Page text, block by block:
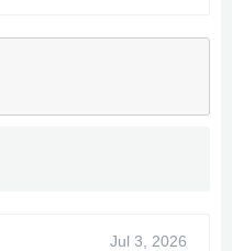
Jul 3, 2026